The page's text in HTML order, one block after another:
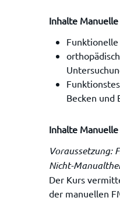
Inhalte
Becken und
Inhalte
Voraussetzung:
Nicht-
Der Kurs
der manuellen